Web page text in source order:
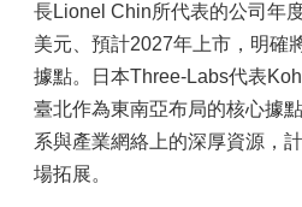
長Lionel Chin所代表的公司年
美元、預計2027年上市，明確
據點。日本Three-Labs代表
臺北作為東南亞布局的核心據
系與產業網絡上的深厚資源，
場拓展。